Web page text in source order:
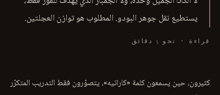
يستطيع نقل جوهر البودو. المطلوب هو توازن العجلتين.
قراءة ・ نحو 5 دقائق
كثيرون، حين يسمعون كلمة «كاراتيه»، يتصوّرون فقط التدريب المتكرّر